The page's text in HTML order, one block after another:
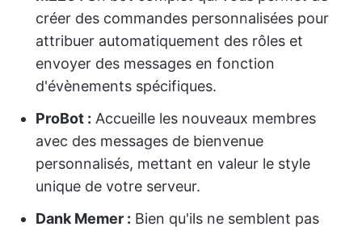
créer des commandes personnalisées pour
attribuer automatiquement des rôles et
envoyer des messages en fonction
d'évènements spécifiques.
ProBot : Accueille les nouveaux membres
avec des messages de bienvenue
personnalisés, mettant en valeur le style
unique de votre serveur.
Dank Memer : Bien qu'ils ne semblent pas